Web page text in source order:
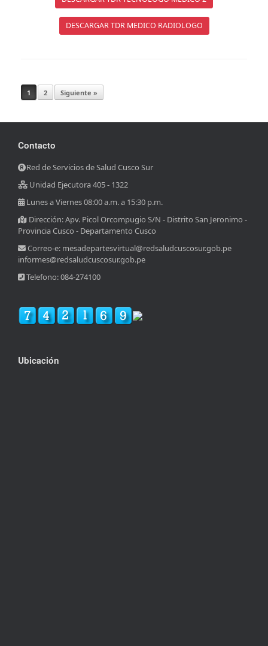
DESCARGAR TDR MEDICO RADIOLOGO
Navegador de artículos
1 2 Siguiente »
Contacto
Red de Servicios de Salud Cusco Sur
Unidad Ejecutora 405 - 1322
Lunes a Viernes 08:00 a.m. a 15:30 p.m.
Dirección: Apv. Picol Orcompugio S/N - Distrito San Jeronimo -
Provincia Cusco - Departamento Cusco
Correo-e: mesadepartesvirtual@redsaludcuscosur.gob.pe
informes@redsaludcuscosur.gob.pe
Telefono: 084-274100
Ubicación